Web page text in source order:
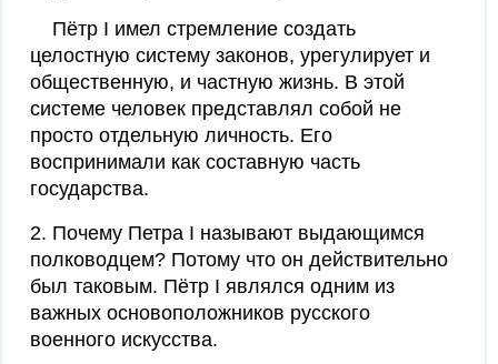
Пётр I имел стремление создать
целостную систему законов, урегулирует и
общественную, и частную жизнь. В этой
системе человек представлял собой не
просто отдельную личность. Его
воспринимали как составную часть
государства.
2. Почему Петра I называют выдающимся
полководцем? Потому что он действительно
был таковым. Пётр I являлся одним из
важных основоположников русского
военного искусства.